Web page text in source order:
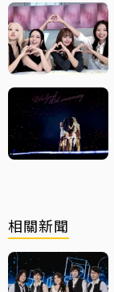
相關新聞